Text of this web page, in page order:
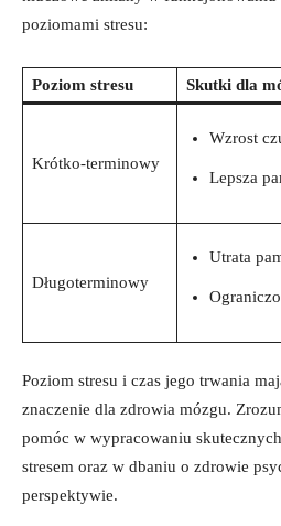
poziomami stresu:
Poziom stresu Skutki dla
Krótko-terminowy
Wzrost
Lepsza
Długoterminowy
Utrata
Poziom stresu i czas jego trwania
znaczenie dla zdrowia mózgu.
pomóc w wypracowaniu
stresem oraz w dbaniu o zdrowie
perspektywie.